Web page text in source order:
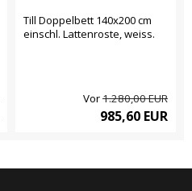
Till Doppelbett 140x200 cm
einschl. Lattenroste, weiss.
Vor1.280,00 EUR
985,60 EUR